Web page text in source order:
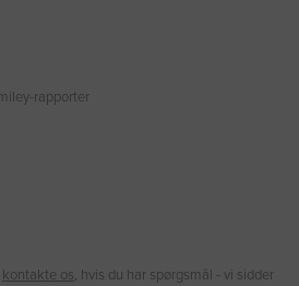
rapporter
kontakte os, hvis du har spørgsmål - vi sidder